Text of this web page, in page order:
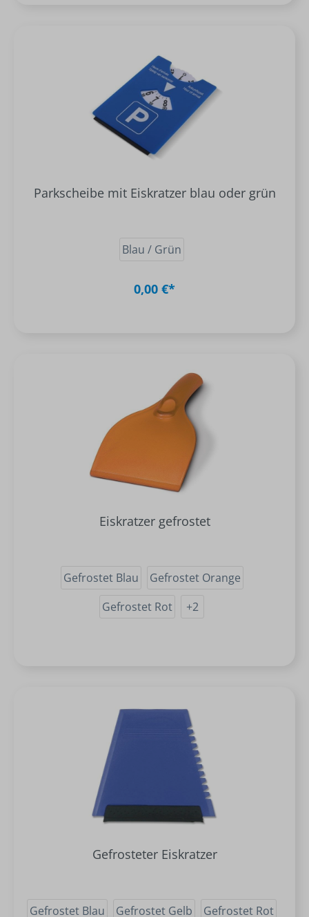
Parkscheibe mit Eiskratzer blau oder grün
Blau / Grün
0,00 €*
Eiskratzer gefrostet
Gefrostet Blau
Gefrostet Orange
Gefrostet Rot
+2
Gefrosteter Eiskratzer
Gefrostet Blau Gefrostet Gelb Gefrostet Rot